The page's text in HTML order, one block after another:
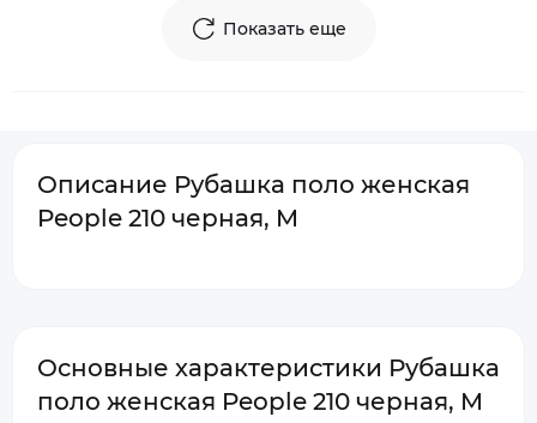
Показать еще
Описание Рубашка поло женская
People 210 черная, M
Основные характеристики Рубашка
поло женская People 210 черная, M